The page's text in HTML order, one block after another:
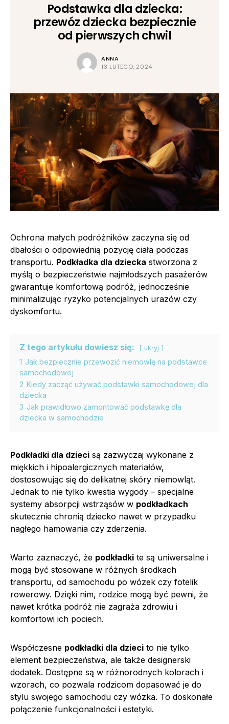
Podstawka dla dziecka:
przewóz dziecka bezpiecznie
od pierwszych chwil
ANNA
13 LUTEGO, 2024
Ochrona małych podróżników zaczyna się od
dbałości o odpowiednią pozycję ciała podczas
transportu. Podkładka dla dziecka stworzona z
myślą o bezpieczeństwie najmłodszych pasażerów
gwarantuje komfortową podróż, jednocześnie
minimalizując ryzyko potencjalnych urazów czy
dyskomfortu.
Z tego artykułu dowiesz się: ukryj
1 Jak bezpiecznie przewozić niemowlę na podstawce
samochodowej
2 Kiedy zacząć używać podstawki samochodowej dla
dziecka
3 Jak prawidłowo zamontować podstawkę dla
dziecka w samochodzie
Podkładki dla dzieci są zazwyczaj wykonane z
miękkich i hipoalergicznych materiałów,
dostosowując się do delikatnej skóry niemowląt.
Jednak to nie tylko kwestia wygody – specjalne
systemy absorpcji wstrząsów w podkładkach
skutecznie chronią dziecko nawet w przypadku
nagłego hamowania czy zderzenia.
Warto zaznaczyć, że podkładki te są uniwersalne i
mogą być stosowane w różnych środkach
transportu, od samochodu po wózek czy fotelik
rowerowy. Dzięki nim, rodzice mogą być pewni, że
nawet krótka podróż nie zagraża zdrowiu i
komfortowi ich pociech.
Współczesne podkładki dla dzieci to nie tylko
element bezpieczeństwa, ale także designerski
dodatek. Dostępne są w różnorodnych kolorach i
wzorach, co pozwala rodzicom dopasować je do
stylu swojego samochodu czy wózka. To doskonałe
połączenie funkcjonalności i estetyki.